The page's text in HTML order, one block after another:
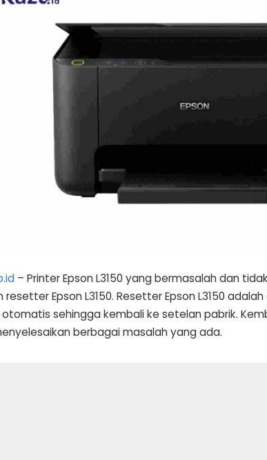
– Printer Epson L3150 yang bermasalah dan
resetter Epson L3150. Resetter Epson L3150
sehingga kembali ke setelan pabrik.
berbagai masalah yang ada.